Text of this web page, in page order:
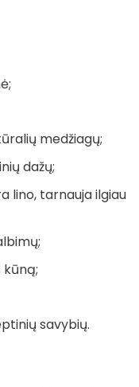
medžiagų;
dažų;
lino, tarnauja ilgiau
savybių.